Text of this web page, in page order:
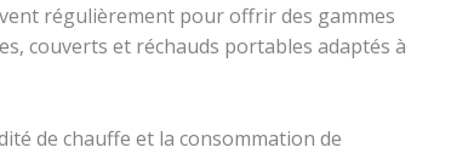
régulièrement pour offrir des gammes
couverts et réchauds portables adaptés à
de chauffe et la consommation de